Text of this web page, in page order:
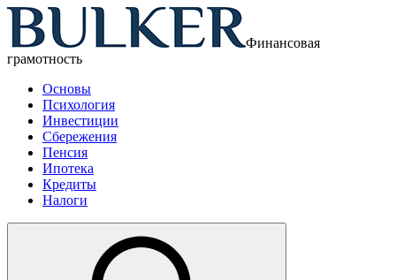
Финансовая
грамотность
Основы
Психология
Инвестиции
Сбережения
Пенсия
Ипотека
Кредиты
Налоги